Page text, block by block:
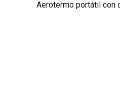
Aerotermo portátil con